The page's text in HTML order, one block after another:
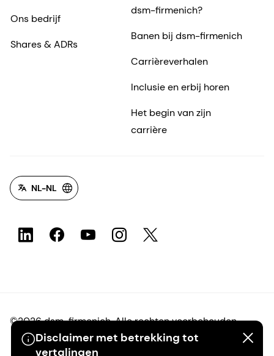
Disclaimer met betrekking tot
vertalingen
Ons bedrijf
Shares & ADRs
dsm-firmenich?
Banen bij dsm-firmenich
Carrièreverhalen
Inclusie en erbij horen
Het begin van zijn
carrière
NL-NL
©2026 dsm-firmenich. Alle rechten voorbehouden.
Privacyverklaring